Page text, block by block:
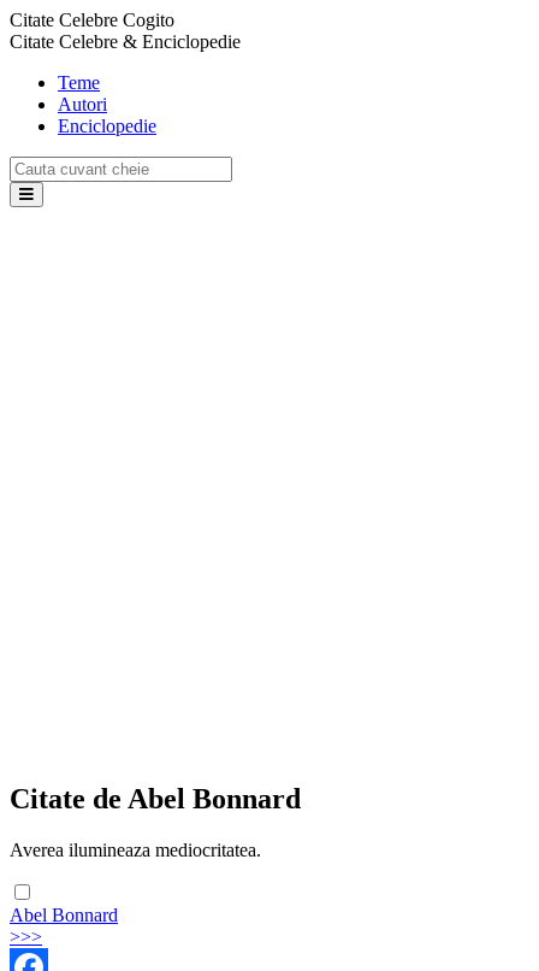
Citate Celebre Cogito
Citate Celebre & Enciclopedie
Teme
Autori
Enciclopedie
Citate de Abel Bonnard
Averea ilumineaza mediocritatea.
Abel Bonnard
>>>